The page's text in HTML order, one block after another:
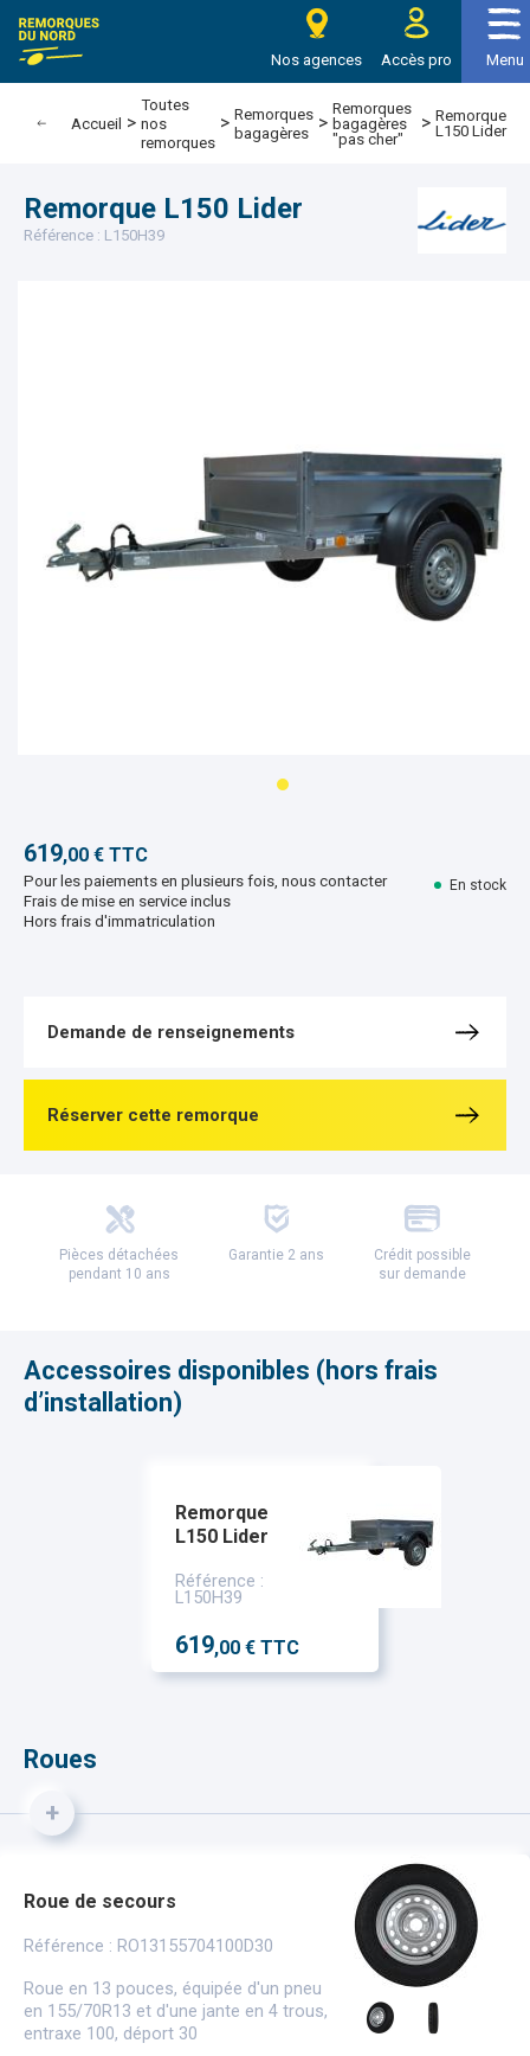
Remorques du nord
Nos agences Accès pro Menu
Accueil >
Toutes
nos
remorques
> Remorques
bagagères >
Remorques
bagagères
"pas cher"
> Remorque
L150 Lider
619,00 € TTC
Pour les paiements en plusieurs fois, nous contacter
Frais de mise en service inclus
Hors frais d'immatriculation
En stock
Remorque L150 Lider
Référence : L150H39
Demande de renseignements
Réserver cette remorque
Pièces détachées
pendant 10 ans
Garantie 2 ans
Crédit possible
sur demande
Accessoires disponibles (hors frais
d’installation)
Remorque
L150 Lider
Référence :
L150H39
619,00 € TTC
Roues
+
Roue de secours
Référence : RO13155704100D30
Roue en 13 pouces, équipée d'un pneu
en 155/70R13 et d'une jante en 4 trous,
entraxe 100, déport 30